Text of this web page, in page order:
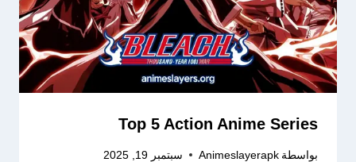
Top 5 Action Anime Series
بواسطة Animeslayerapk سبتمبر 19, 2025